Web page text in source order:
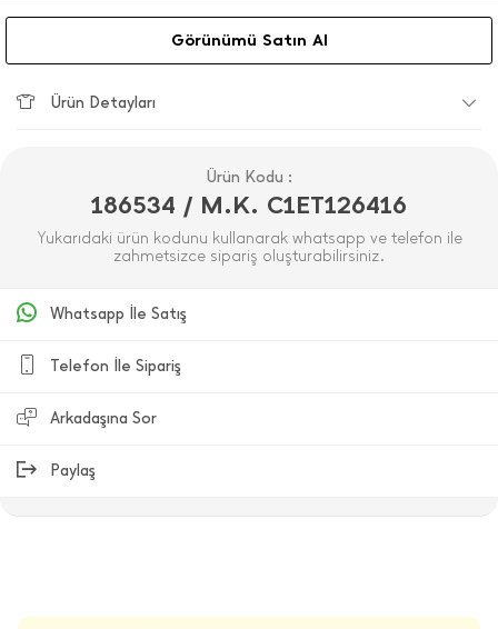
Görünümü Satın Al
Ürün Detayları
Ürün Kodu :
186534 / M.K. C1ET126416
Yukarıdaki ürün kodunu kullanarak whatsapp ve telefon ile
zahmetsizce sipariş oluşturabilirsiniz.
Whatsapp İle Satış
Telefon İle Sipariş
Arkadaşına Sor
Paylaş